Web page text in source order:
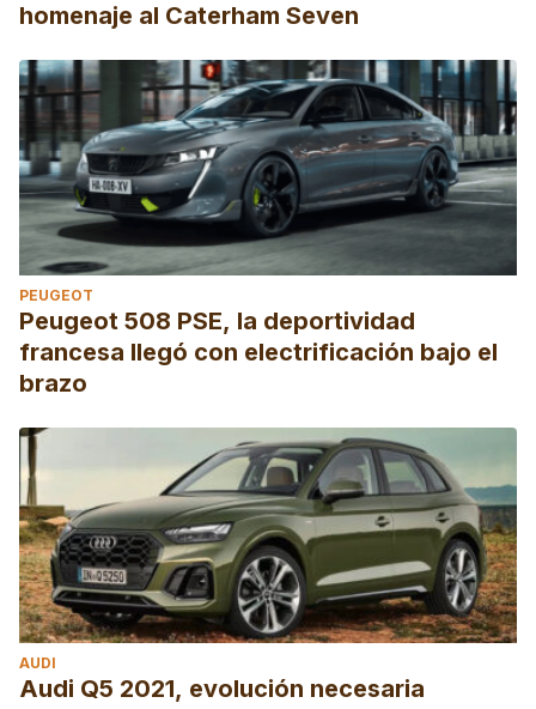
homenaje al Caterham Seven
PEUGEOT
Peugeot 508 PSE, la deportividad
francesa llegó con electrificación bajo el
brazo
AUDI
Audi Q5 2021, evolución necesaria